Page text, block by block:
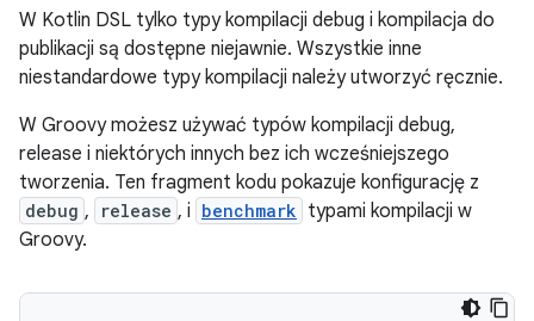
W Kotlin DSL tylko typy kompilacji debug i kompilacja do
publikacji są dostępne niejawnie. Wszystkie inne
niestandardowe typy kompilacji należy utworzyć ręcznie.
W Groovy możesz używać typów kompilacji debug,
release i niektórych innych bez ich wcześniejszego
tworzenia. Ten fragment kodu pokazuje konfigurację z
debug , release , i benchmark typami kompilacji w
Groovy.